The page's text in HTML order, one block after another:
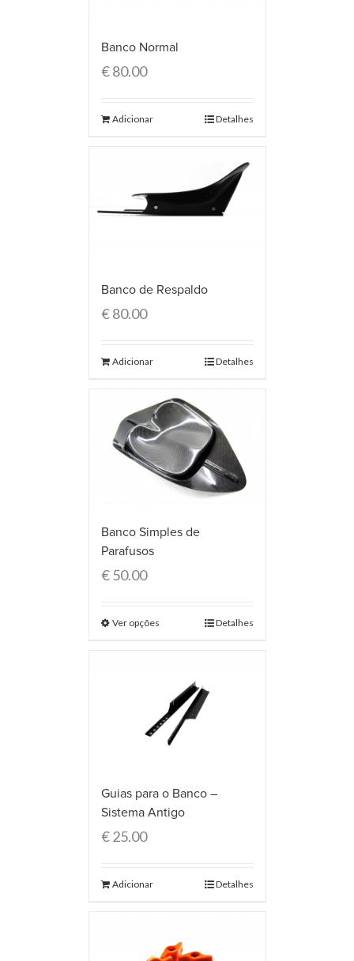
Banco Normal
€80.00
Adicionar Detalhes
Banco de Respaldo
€80.00
Adicionar Detalhes
Banco Simples de
Parafusos
€50.00
Ver opções Detalhes
Guias para o Banco –
Sistema Antigo
€25.00
Adicionar Detalhes